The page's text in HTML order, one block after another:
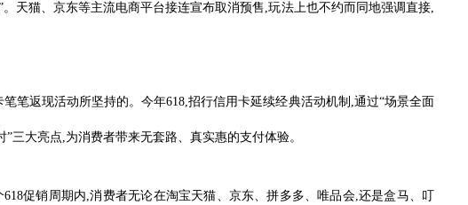
。天猫、京东等主流电商平台接连宣布取消预售,玩法上也不约而同地强调直接,
笔笔返现活动所坚持的。今年618,招行信用卡延续经典活动机制,通过“场景全面
三大亮点,为消费者带来无套路、真实惠的支付体验。
促销周期内,消费者无论在淘宝天猫、京东、拼多多、唯品会,还是盒马、叮